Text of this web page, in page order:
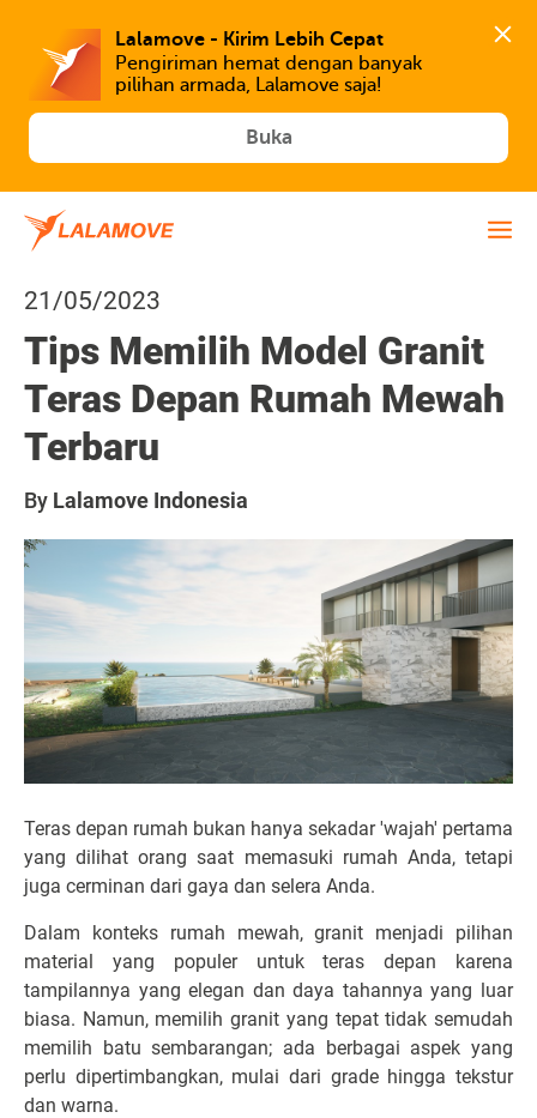
Lalamove - Kirim Lebih Cepat
Pengiriman hemat dengan banyak
Buka
21/05/2023
Tips Memilih Model Granit
Teras Depan Rumah Mewah
Terbaru
By Lalamove Indonesia
Teras depan rumah bukan hanya sekadar 'wajah' pertama
yang dilihat orang saat memasuki rumah Anda, tetapi
juga cerminan dari gaya dan selera Anda.
Dalam konteks rumah mewah, granit menjadi pilihan
material yang populer untuk teras depan karena
tampilannya yang elegan dan daya tahannya yang luar
biasa. Namun, memilih granit yang tepat tidak semudah
memilih batu sembarangan; ada berbagai aspek yang
perlu dipertimbangkan, mulai dari grade hingga tekstur
dan warna.